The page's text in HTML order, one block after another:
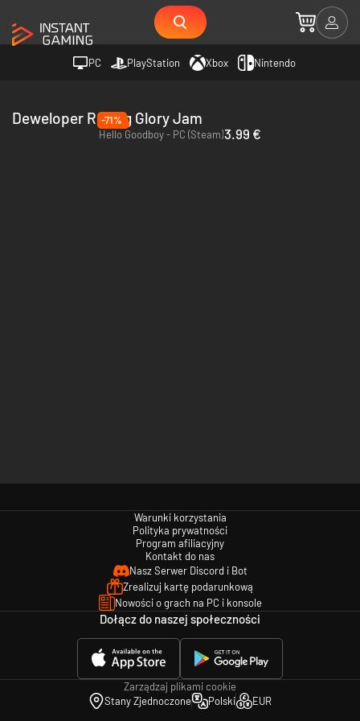
PC PlayStation Xbox Nintendo
Deweloper Rolling Glory Jam
-71%
Hello Goodboy - PC (Steam)3.99 €
Warunki korzystania
Polityka prywatności
Program afiliacyjny
Kontakt do nas
Nasz Serwer Discord i Bot
Zrealizuj kartę podarunkową
Nowości o grach na PC i konsole
Dołącz do naszej społeczności
Zarządzaj plikami cookie
Stany Zjednoczone
Polski EUR